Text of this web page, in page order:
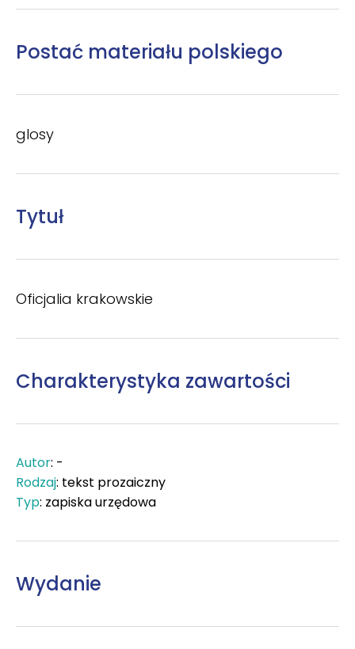
Postać materiału polskiego
glosy
Tytuł
Oficjalia krakowskie
Charakterystyka zawartości
Autor: -
Rodzaj: tekst prozaiczny
Typ: zapiska urzędowa
Wydanie